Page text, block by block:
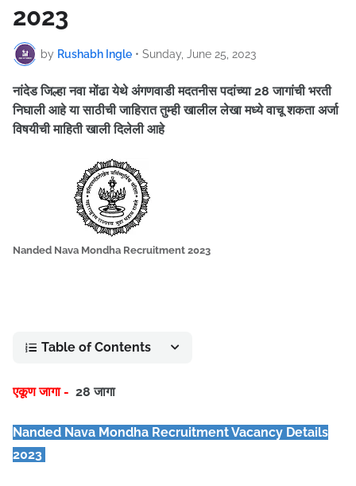
2023
by Rushabh Ingle • Sunday, June 25, 2023
नांदेड जिल्हा नवा मोंढा येथे अंगणवाडी मदतनीस पदांच्या 28 जागांची भरती
निघाली आहेया साठीची जाहिरात तुम्ही खालील लेखा मध्ये वाचू शकता अर्जा
विषयीची माहिती खाली दिलेली आहे
Nanded Nava Mondha Recruitment 2023
Table of Contents
एकूण जागा - 28 जागा
Nanded Nava Mondha Recruitment Vacancy Details
2023